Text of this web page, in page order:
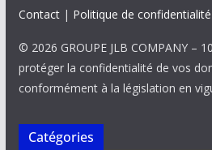
Contact| Politique de confidentialité
© 2026 GROUPE JLB COMPANY –
protéger la confidentialité de vos
conformément à la législation en
Catégories